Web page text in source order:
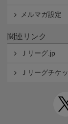
メルマガ設定
関連リンク
Ｊリーグ.jp
Ｊリーグチケ